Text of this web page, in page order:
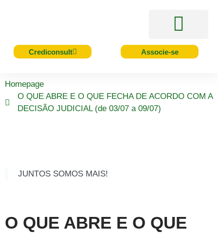
Crediconsult Associe-se
Homepage
O QUE ABRE E O QUE FECHA DE ACORDO COM A
DECISÃO JUDICIAL (de 03/07 a 09/07)
JUNTOS SOMOS MAIS!
O QUE ABRE E O QUE